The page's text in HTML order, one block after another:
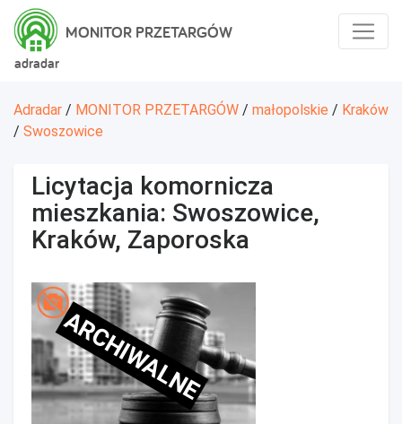
adradar
MONITOR PRZETARGÓW
Adradar / MONITOR PRZETARGÓW / małopolskie / Kraków
/ Swoszowice
Licytacja komornicza
mieszkania: Swoszowice,
Kraków, Zaporoska
ARCHIWALNE